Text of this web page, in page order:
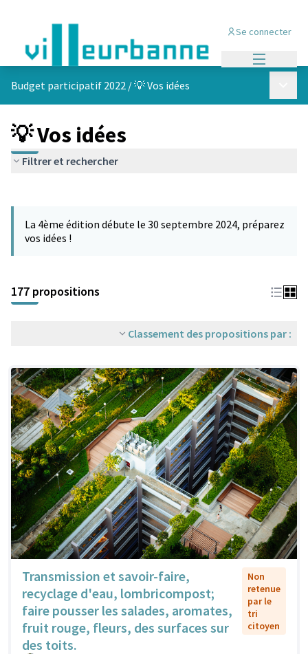
Se connecter
Budget participatif 2022 /💡 Vos idées
💡 Vos idées
Filtrer et rechercher
−
La 4ème édition débute le 30 septembre 2024, préparez
vos idées !
177 propositions
Classement des propositions par :
Transmission et savoir-faire,
recyclage d'eau, lombricompost;
faire pousser les salades, aromates,
fruit rouge, fleurs, des surfaces sur
des toits.
Non
retenue
par le
tri
citoyen